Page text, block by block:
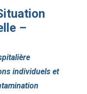
–
individuels et